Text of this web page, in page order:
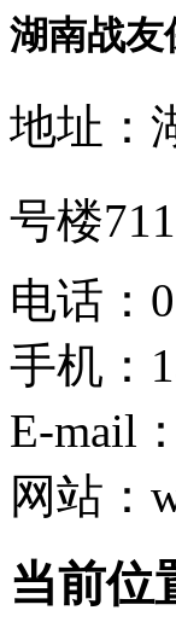
湖南战友
地址：
号楼
电话：
手机：
E-mail
网站：
当前位